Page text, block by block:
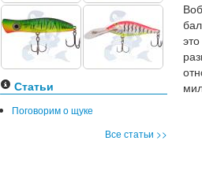
Статьи
Поговорим о щуке
Все статьи >>